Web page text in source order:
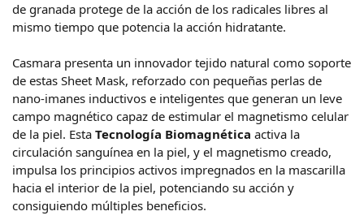
de granada protege de la acción de los radicales libres al
mismo tiempo que potencia la acción hidratante.
Casmara presenta un innovador tejido natural como soporte
de estas Sheet Mask, reforzado con pequeñas perlas de
nano-imanes inductivos e inteligentes que generan un leve
campo magnético capaz de estimular el magnetismo celular
de la piel. Esta Tecnología Biomagnética activa la
circulación sanguínea en la piel, y el magnetismo creado,
impulsa los principios activos impregnados en la mascarilla
hacia el interior de la piel, potenciando su acción y
consiguiendo múltiples beneficios.